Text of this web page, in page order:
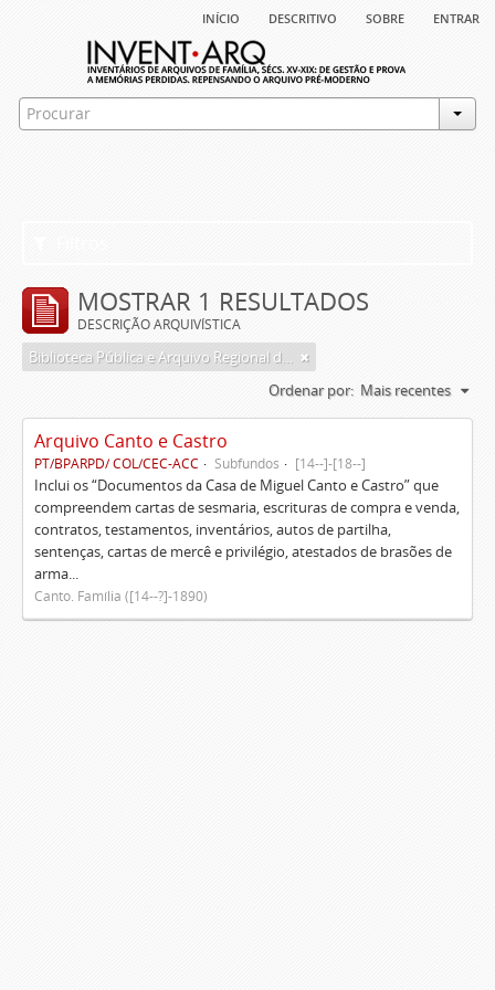
início descritivo sobre entrar
MOSTRAR 1 RESULTADOS
DESCRIÇÃO ARQUIVÍSTICA
Biblioteca Pública e Arquivo Regional de Ponta Delgada
Ordenar por: Mais recentes
Arquivo Canto e Castro
PT/BPARPD/ COL/CEC-ACC Subfundos [14--]-[18--]
Inclui os “Documentos da Casa de Miguel Canto e Castro” que
compreendem cartas de sesmaria, escrituras de compra e venda,
contratos, testamentos, inventários, autos de partilha,
sentenças, cartas de mercê e privilégio, atestados de brasões de
arma...
Canto. Família ([14--?]-1890)